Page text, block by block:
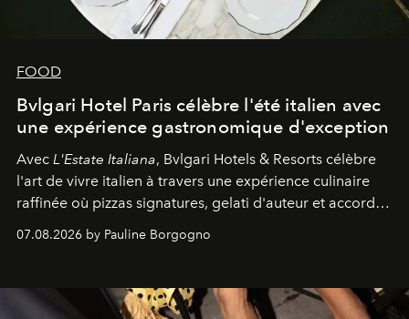
FOOD
Bvlgari Hotel Paris célèbre l'été italien avec
une expérience gastronomique d'exception
Avec L'Estate Italiana, Bvlgari Hotels & Resorts célèbre
l'art de vivre italien à travers une expérience culinaire
raffinée où pizzas signatures, gelati d'auteur et accords
d'exception composent un véritable voyage sensoriel.
07.08.2026 by Pauline Borgogno